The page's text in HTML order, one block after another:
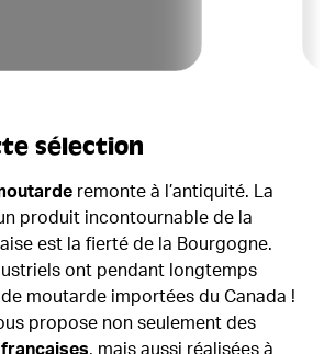
sélection
remonte à l’antiquité. La
produit incontournable de la
est la fierté de la Bourgogne.
ont pendant longtemps
moutarde importées du Canada !
propose non seulement des
, mais aussi réalisées à